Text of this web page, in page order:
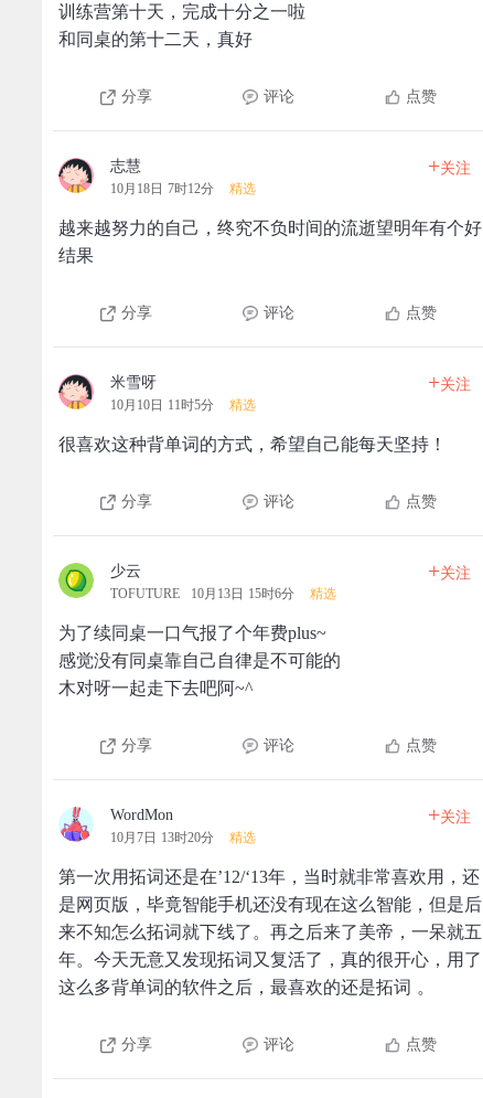
训练营第十天，完成十分之一啦
和同桌的第十二天，真好
分享 评论 点赞
志慧
10月18日 7时12分 精选
+关注
越来越努力的自己，终究不负时间的流逝望明年有个好
结果
分享 评论 点赞
米雪呀
10月10日 11时5分 精选
+关注
很喜欢这种背单词的方式，希望自己能每天坚持！
分享 评论 点赞
少云
TOFUTURE 10月13日 15时6分 精选
+关注
为了续同桌一口气报了个年费plus~
感觉没有同桌靠自己自律是不可能的
木对呀一起走下去吧阿~^
分享 评论 点赞
WordMon
10月7日 13时20分 精选
+关注
第一次用拓词还是在’12/‘13年，当时就非常喜欢用，还
是网页版，毕竟智能手机还没有现在这么智能，但是后
来不知怎么拓词就下线了。再之后来了美帝，一呆就五
年。今天无意又发现拓词又复活了，真的很开心，用了
这么多背单词的软件之后，最喜欢的还是拓词 。
分享 评论 点赞